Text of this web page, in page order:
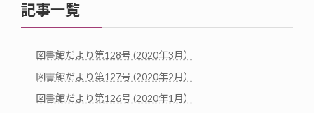
記事一覧
図書館だより第128号 (2020年3月）
図書館だより第127号 (2020年2月）
図書館だより第126号 (2020年1月）